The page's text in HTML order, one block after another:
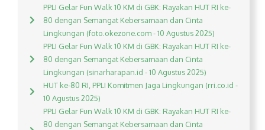
PPLI Gelar Fun Walk 10 KM di GBK: Rayakan HUT RI ke-
80 dengan Semangat Kebersamaan dan Cinta
Lingkungan (foto.okezone.com - 10 Agustus 2025)
PPLI Gelar Fun Walk 10 KM di GBK: Rayakan HUT RI ke-
80 dengan Semangat Kebersamaan dan Cinta
Lingkungan (sinarharapan.id - 10 Agustus 2025)
HUT ke-80 RI, PPLI Komitmen Jaga Lingkungan (rri.co.id -
10 Agustus 2025)
PPLI Gelar Fun Walk 10 KM di GBK: Rayakan HUT RI ke-
80 dengan Semangat Kebersamaan dan Cinta